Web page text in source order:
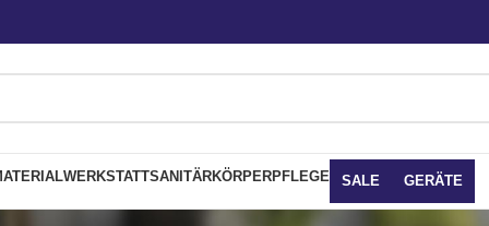
WERKSTATTSANITÄRKÖRPERPFLEGE SALE GERÄTE